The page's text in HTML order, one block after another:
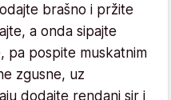
brašno i pržite
a onda sipajte
pa pospite muskatnim
zgusne, uz
dodajte rendani sir i